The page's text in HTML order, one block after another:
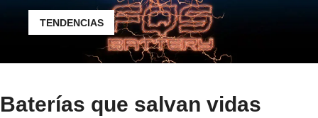
TENDENCIAS
Baterías que salvan vidas